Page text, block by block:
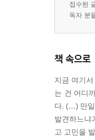
접수된
독자 분
책 속으로
지금 여기
는 건 어디
다. (…) 만일
발견하느냐
고 고민을